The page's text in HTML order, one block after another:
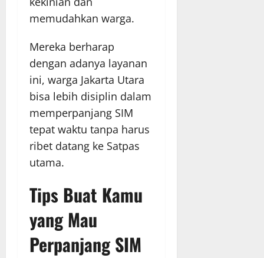
memudahkan warga.
Mereka berharap
dengan adanya layanan
ini, warga Jakarta Utara
bisa lebih disiplin dalam
memperpanjang SIM
tepat waktu tanpa harus
ribet datang ke Satpas
utama.
Tips Buat Kamu
yang Mau
Perpanjang SIM